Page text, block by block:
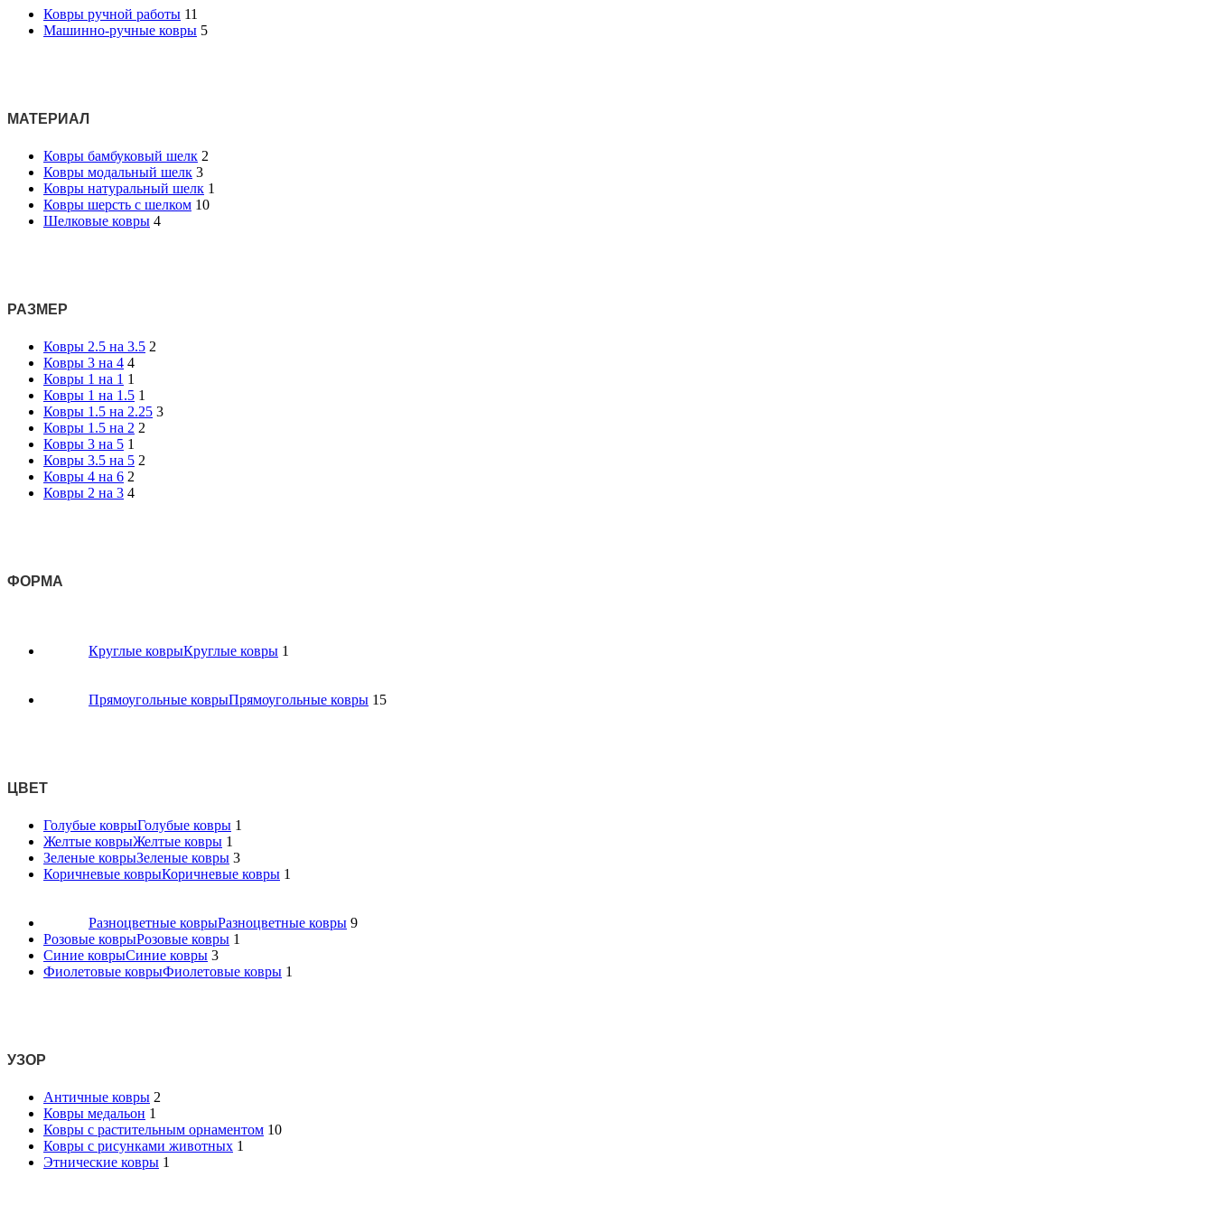
Ковры ручной работы 11
Машинно-ручные ковры 5
МАТЕРИАЛ
Ковры бамбуковый шелк 2
Ковры модальный шелк 3
Ковры натуральный шелк 1
Ковры шерсть с шелком 10
Шелковые ковры 4
РАЗМЕР
Ковры 2.5 на 3.5 2
Ковры 3 на 4 4
Ковры 1 на 1 1
Ковры 1 на 1.5 1
Ковры 1.5 на 2.25 3
Ковры 1.5 на 2 2
Ковры 3 на 5 1
Ковры 3.5 на 5 2
Ковры 4 на 6 2
Ковры 2 на 3 4
ФОРМА
Круглые коврыКруглые ковры 1
Прямоугольные коврыПрямоугольные ковры 15
ЦВЕТ
Голубые коврыГолубые ковры 1
Желтые коврыЖелтые ковры 1
Зеленые коврыЗеленые ковры 3
Коричневые коврыКоричневые ковры 1
Разноцветные коврыРазноцветные ковры 9
Розовые коврыРозовые ковры 1
Синие коврыСиние ковры 3
Фиолетовые коврыФиолетовые ковры 1
УЗОР
Античные ковры 2
Ковры медальон 1
Ковры с растительным орнаментом 10
Ковры с рисунками животных 1
Этнические ковры 1